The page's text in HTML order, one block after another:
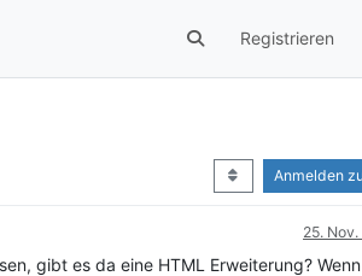
Registrieren
Anmelden
25.
gibt es da eine HTML Erweiterung?